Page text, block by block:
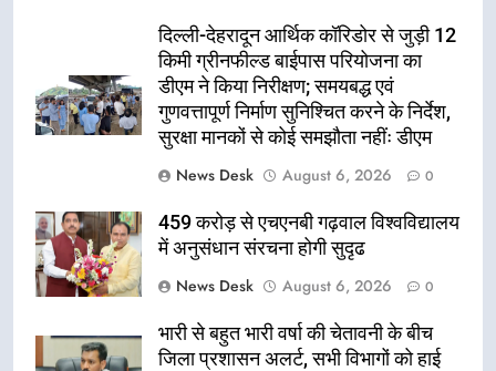
दिल्ली-देहरादून आर्थिक कॉरिडोर से जुड़ी 12
किमी ग्रीनफील्ड बाईपास परियोजना का
डीएम ने किया निरीक्षण; समयबद्ध एवं
गुणवत्तापूर्ण निर्माण सुनिश्चित करने के निर्देश,
सुरक्षा मानकों से कोई समझौता नहींः डीएम
News Desk
August 6, 2026 0
459 करोड़ से एचएनबी गढ़वाल विश्वविद्यालय
में अनुसंधान संरचना होगी सुदृढ
News Desk
August 6, 2026 0
भारी से बहुत भारी वर्षा की चेतावनी के बीच
जिला प्रशासन अलर्ट, सभी विभागों को हाई